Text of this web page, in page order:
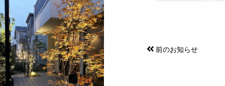
前のお知らせ